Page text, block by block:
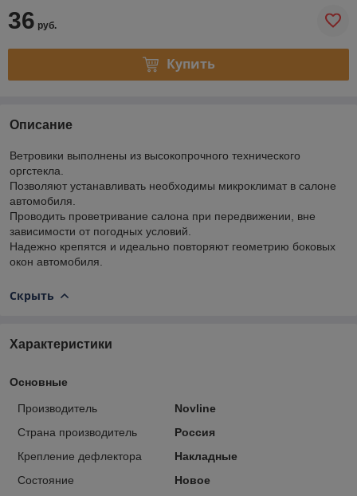
36 руб.
Купить
Описание
Ветровики выполнены из высокопрочного технического
оргстекла.
Позволяют устанавливать необходимы микроклимат в салоне
автомобиля.
Проводить проветривание салона при передвижении, вне
зависимости от погодных условий.
Надежно крепятся и идеально повторяют геометрию боковых
окон автомобиля.
Скрыть
Характеристики
Основные
Производитель
Novline
Страна производитель
Россия
Крепление дефлектора
Накладные
Состояние
Новое